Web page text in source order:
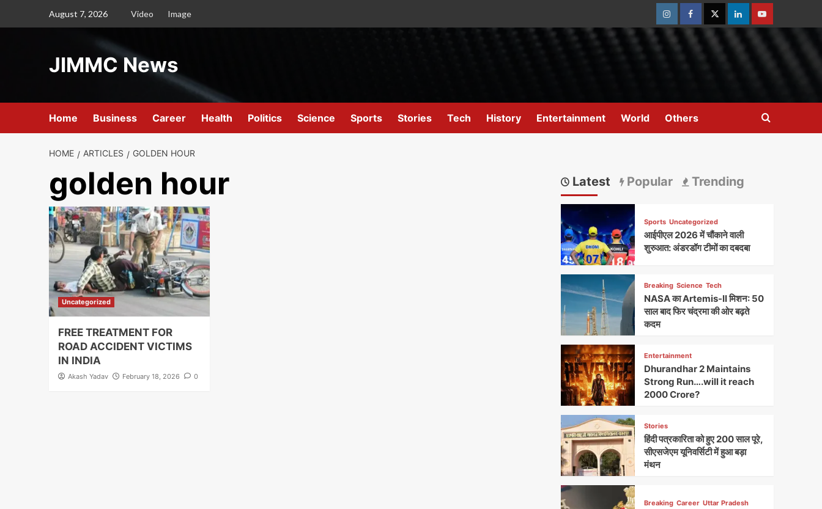
August 7, 2026 Video Image
InstagramFacebookTwitterLinkedinYoutube
JIMMC News
Home Business Career Health Politics Science Sports Stories Tech History Entertainment World Others
HOME ARTICLES GOLDEN HOUR
golden hour
Uncategorized
FREE TREATMENT FOR
ROAD ACCIDENT VICTIMS
IN INDIA
Akash Yadav February 18, 2026 0
Latest Popular Trending
Sports Uncategorized
आईपीएल 2026 में चौंकाने वाली
शुरुआत: अंडरडॉग टीमों का दबदबा
Breaking Science Tech
NASA का Artemis-II मिशन: 50
साल बाद फिर चंद्रमा की ओर बढ़ते
कदम
Entertainment
Dhurandhar 2 Maintains
Strong Run….will it reach
2000 Crore?
Stories
हिंदी पत्रकारिता को हुए 200 साल पूरे,
सीएसजेएम यूनिवर्सिटी में हुआ बड़ा
मंथन
Breaking Career Uttar Pradesh